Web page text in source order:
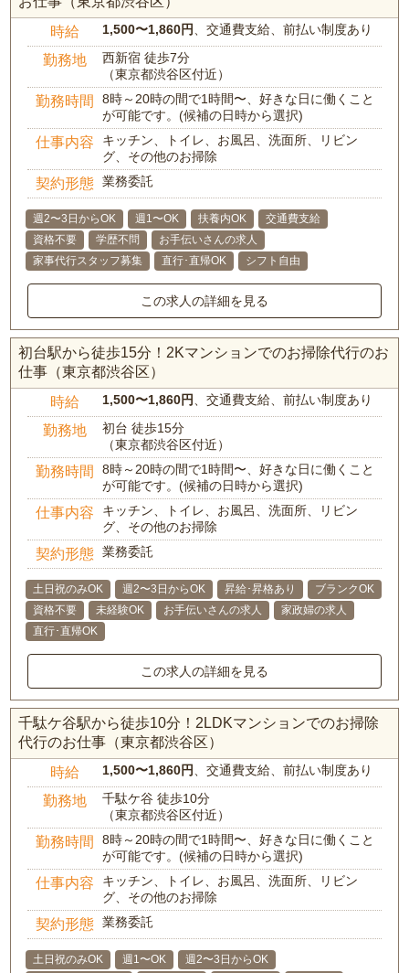
時給 1,500〜1,860円 、交通費支給、前払い制度あり
勤務地
西新宿 徒歩7分
（東京都渋谷区付近）
勤務時間
8時～20時の間で1時間〜、好きな日に働くこと
が可能です。(候補の日時から選択)
仕事内容
キッチン、トイレ、お風呂、洗面所、リビン
グ、その他のお掃除
契約形態 業務委託
週2〜3日からOK 週1〜OK 扶養内OK
交通費支給
資格不要
学歴不問
お手伝いさんの求人
家事代行スタッフ募集
直行･直帰OK シフト自由
この求人の詳細を見る
初台駅から徒歩15分！2Kマンションでのお掃除代行のお
仕事（東京都渋谷区）
時給 1,500〜1,860円 、交通費支給、前払い制度あり
勤務地
初台 徒歩15分
（東京都渋谷区付近）
勤務時間
8時～20時の間で1時間〜、好きな日に働くこと
が可能です。(候補の日時から選択)
仕事内容
キッチン、トイレ、お風呂、洗面所、リビン
グ、その他のお掃除
契約形態 業務委託
土日祝のみOK 週2〜3日からOK 昇給･昇格あり
ブランクOK
資格不要
未経験OK お手伝いさんの求人
家政婦の求人
直行･直帰OK
この求人の詳細を見る
千駄ケ谷駅から徒歩10分！2LDKマンションでのお掃除
代行のお仕事（東京都渋谷区）
時給 1,500〜1,860円 、交通費支給、前払い制度あり
勤務地
千駄ケ谷 徒歩10分
（東京都渋谷区付近）
勤務時間
8時～20時の間で1時間〜、好きな日に働くこと
が可能です。(候補の日時から選択)
仕事内容
キッチン、トイレ、お風呂、洗面所、リビン
グ、その他のお掃除
契約形態 業務委託
土日祝のみOK 週1〜OK 週2〜3日からOK